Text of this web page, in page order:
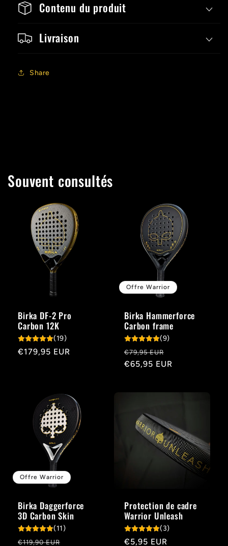
Contenu du produit
Livraison
Share
Souvent consultés
Birka DF-2 Pro
Carbon 12K
(19)
Prix
€179,95 EUR
Offre Warrior
Birka Hammerforce
Carbon frame
(9)
Prix
habituel
€79,95 EUR
promotionnel
€65,95 EUR
Offre Warrior
Birka Daggerforce
3D Carbon Skin
(11)
Prix
€119,90 EUR
Protection de cadre
Warrior Unleash
(3)
Prix
€5,95 EUR